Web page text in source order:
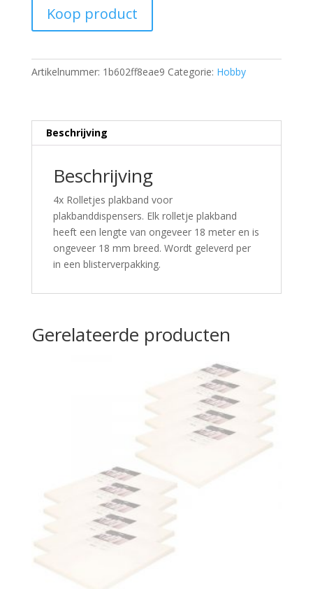
Koop product
Artikelnummer: 1b602ff8eae9 Categorie: Hobby
Beschrijving
Beschrijving
4x Rolletjes plakband voor
plakbanddispensers. Elk rolletje plakband
heeft een lengte van ongeveer 18 meter en is
ongeveer 18 mm breed. Wordt geleverd per
in een blisterverpakking.
Gerelateerde producten